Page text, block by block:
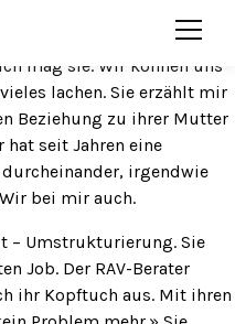
kennengelernt. Sie ist
mag sie. Wir können uns
lachen. Sie erzählt mir
Beziehung zu ihrer Mutter
hat seit Jahren eine
irgendwie
bei mir auch.
– Umstrukturierung. Sie
Job. Der RAV-Berater
ihr Kopftuch aus. Mit ihren